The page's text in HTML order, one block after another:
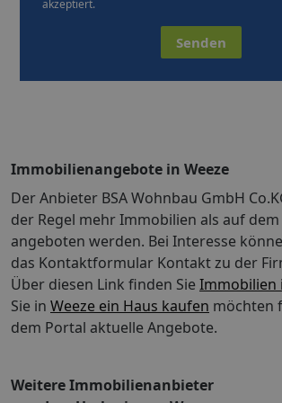
akzeptiert.
Senden
Immobilienangebote in Weeze
Der Anbieter BSA Wohnbau GmbH
der Regel mehr Immobilien als auf
angeboten werden. Bei Interesse
das Kontaktformular Kontakt zu der
Über diesen Link finden Sie Immobilien
Sie in Weeze ein Haus kaufen möchten
dem Portal aktuelle Angebote.
Weitere Immobilienanbieter